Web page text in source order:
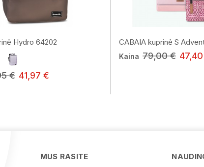
Hydro 64202
€ 41,97 €
CABAIA kuprinė S
Kaina 79,00 €
MUS RASITE